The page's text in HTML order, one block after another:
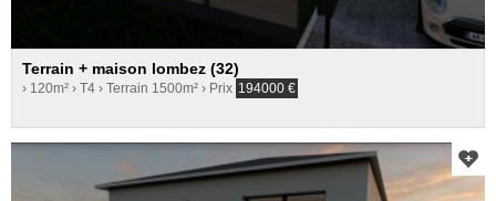
Terrain + maison lombez (32)
› 120m² › T4 › Terrain 1500m² › Prix 194000 €